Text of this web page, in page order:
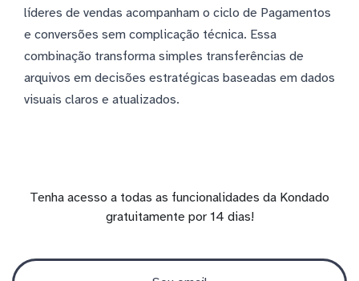
líderes de vendas acompanham o ciclo de Pagamentos
e conversões sem complicação técnica. Essa
combinação transforma simples transferências de
arquivos em decisões estratégicas baseadas em dados
visuais claros e atualizados.
Tenha acesso a todas as funcionalidades da Kondado
gratuitamente por 14 dias!